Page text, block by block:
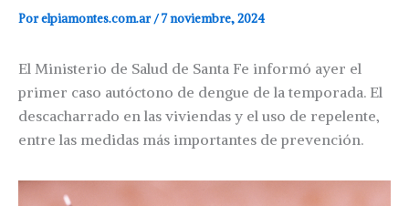
Porelpiamontes.com.ar/7 noviembre, 2024
El Ministerio de Salud de Santa Fe informó ayer el
primer caso autóctono de dengue de la temporada. El
descacharrado en las viviendas y el uso de repelente,
entre las medidas más importantes de prevención.